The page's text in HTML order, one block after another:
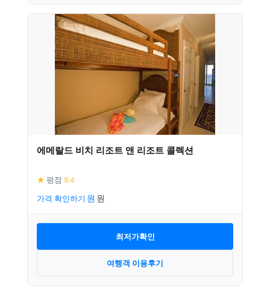
에메랄드 비치 리조트 앤 리조트 콜렉션
★ 평점 8.4
가격 확인하기
최저가확인
여행객 이용후기